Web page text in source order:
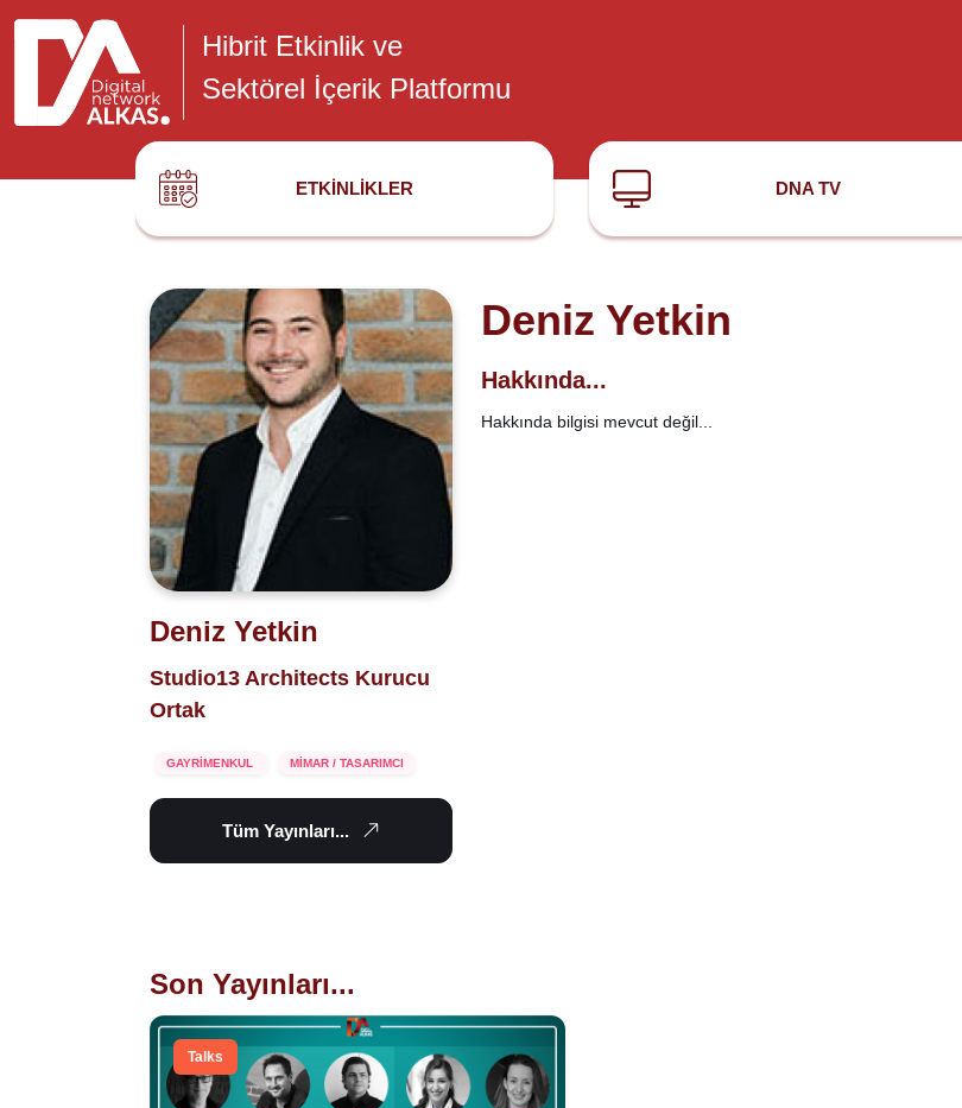
Hibrit Etkinlik ve
Sektörel İçerik Platformu
ETKINLIKLER DNA TV
Deniz Yetkin
Studio13 Architects Kurucu
Ortak
GAYRİMENKUL MİMAR / TASARIMCI
Tüm Yayınları...
Deniz Yetkin
Hakkında...
Hakkında bilgisi mevcut değil...
Son Yayınları...
Talks